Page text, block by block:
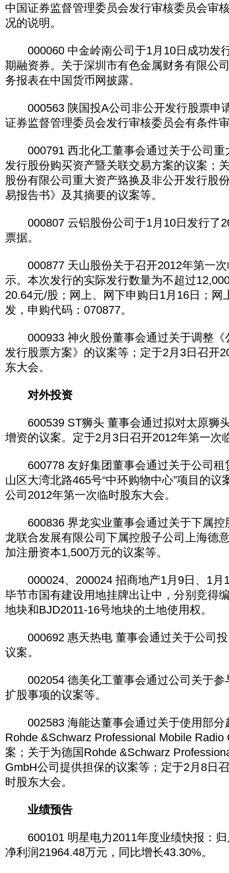
中国证券监督管理委员会发行审核委员会审
况的说明。
000060 中金岭南公司于1月10日成功发
期融资券。关于深圳市有色金属财务有限公
务报表在中国货币网披露。
000563 陕国投A公司非公开发行股票申
证券监督管理委员会发行审核委员会有条件
000791 西北化工董事会通过关于公司重
发行股份购买资产暨关联交易方案的议案；
股份有限公司重大资产臵换及非公开发行股
易报告书》及其摘要的议案等。
000807 云铝股份公司于1月10日发行了
票据。
000877 天山股份关于召开2012年第一次
示。本次发行的实际发行数量为不超过
20.64元/股；网上、网下申购日1月16日；网
发，申购代码：070877。
000933 神火股份董事会通过关于调整《
发行股票方案》的议案等；定于2月3日召开
东大会。
对外投资
600539 ST狮头 董事会通过拟对太原狮
增资的议案。定于2月3日召开2012年第一次
600778 友好集团董事会通过关于公司租
山区大湾北路465号“中环购物中心”项目的议
公司2012年第一次临时股东大会。
600836 界龙实业董事会通过关于下属控
龙联合发展有限公司下属控股子公司上海德
加注册资本1,500万元的议案等。
000024、200024 招商地产1月9日、1月
毕节市国有建设用地挂牌出让中，分别竞得
地块和BJD2011-16号地块的土地使用权。
000692 惠天热电 董事会通过关于公司投
议案。
002054 德美化工董事会通过公司关于参
扩股事项的议案等。
002583 海能达董事会通过关于使用部分
Rohde &Schwarz Professional Mobile
案；关于为德国Rohde &Schwarz
GmbH公司提供担保的议案等；定于2月8日
时股东大会。
业绩预告
600101 明星电力2011年度业绩快报：归
净利润21964.48万元，同比增长43.30%。